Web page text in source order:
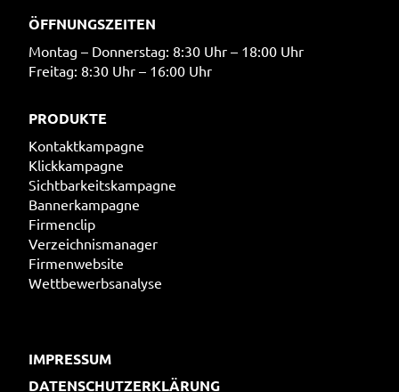
ÖFFNUNGSZEITEN
Montag – Donnerstag: 8:30 Uhr – 18:00 Uhr
Freitag: 8:30 Uhr – 16:00 Uhr
PRODUKTE
Kontaktkampagne
Klickkampagne
Sichtbarkeitskampagne
Bannerkampagne
Firmenclip
Verzeichnismanager
Firmenwebsite
Wettbewerbsanalyse
IMPRESSUM
DATENSCHUTZERKLÄRUNG